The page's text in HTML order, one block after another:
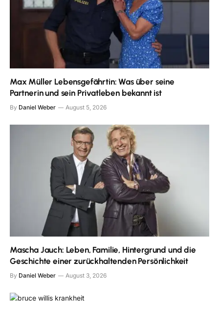
Max Müller Lebensgefährtin: Was über seine
Partnerin und sein Privatleben bekannt ist
By Daniel Weber August 5, 2026
Mascha Jauch: Leben, Familie, Hintergrund und die
Geschichte einer zurückhaltenden Persönlichkeit
By Daniel Weber August 3, 2026